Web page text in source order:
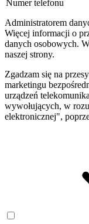
Numer telefonu
Administratorem
Więcej informacji o
danych osobowych.
naszej strony.
Zgadzam się na
marketingu
urządzeń
wywołujących, w
elektronicznej",